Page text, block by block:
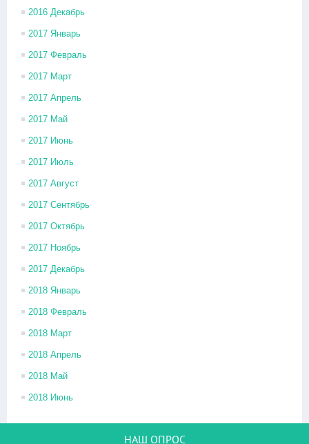
2016 Декабрь
2017 Январь
2017 Февраль
2017 Март
2017 Апрель
2017 Май
2017 Июнь
2017 Июль
2017 Август
2017 Сентябрь
2017 Октябрь
2017 Ноябрь
2017 Декабрь
2018 Январь
2018 Февраль
2018 Март
2018 Апрель
2018 Май
2018 Июнь
НАШ ОПРОС